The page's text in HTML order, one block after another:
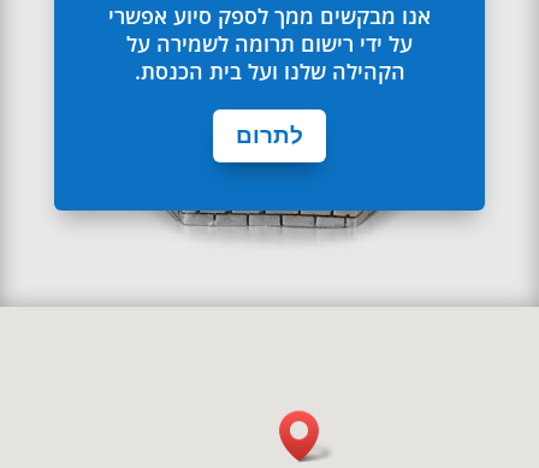
אנו מבקשים ממך לספק סיוע אפשרי
על ידי רישום תרומה לשמירה על
הקהילה שלנו ועל בית הכנסת.
לתרום